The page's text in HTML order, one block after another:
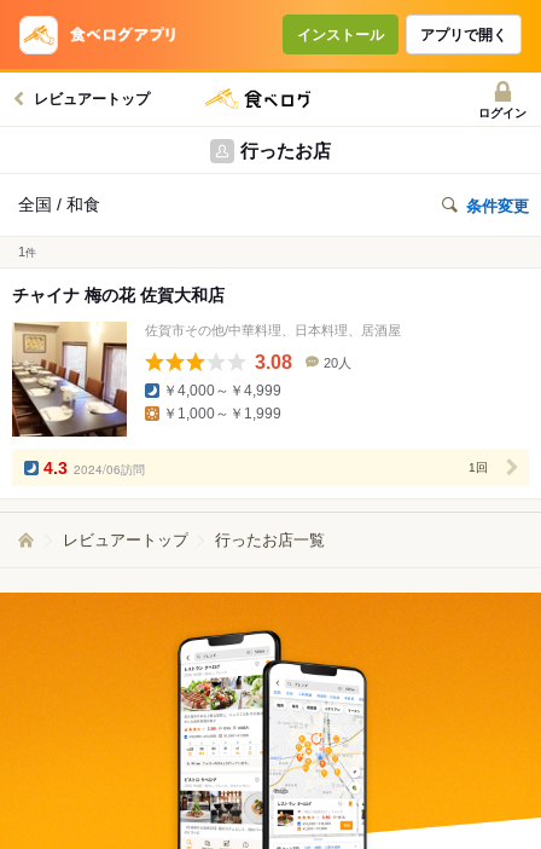
インストール アプリで開く
レビュアートップ
ログイン
行ったお店
全国 / 和食 条件変更
1 件
チャイナ 梅の花 佐賀大和店
佐賀市その他/中華料理、日本料理、居酒屋
3.08
数
20人
￥4,000～￥4,999
￥1,000～￥1,999
4.3 2024/06訪問 1回
レビュアートップ 行ったお店一覧